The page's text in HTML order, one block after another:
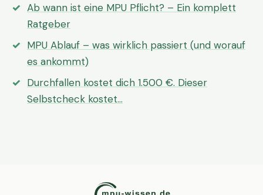
Ab wann ist eine MPU Pflicht? – Ein komplett
Ratgeber
MPU Ablauf – was wirklich passiert (und worauf
es ankommt)
Durchfallen kostet dich 1.500 €. Dieser
Selbstcheck kostet…